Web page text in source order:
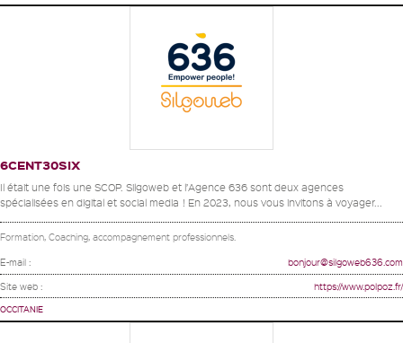
6CENT30SIX
Il était une fois une SCOP. Silgoweb et l’Agence 636 sont deux agences
spécialisées en digital et social media ! En 2023, nous vous invitons à voyager...
Formation, Coaching, accompagnement professionnels.
E-mail : bonjour@silgoweb636.com
Site web : https://www.polpoz.fr/
OCCITANIE